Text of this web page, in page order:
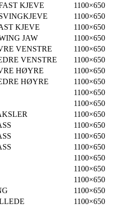
KJEVE
1100×650
1100×650
KJEVE
1100×650
JAW
1100×650
VENSTRE
1100×650
VENSTRE
1100×650
HØYRE
1100×650
HØYRE
1100×650
1100×650
1100×650
1100×650
1100×650
1100×650
1100×650
1100×650
1100×650
1100×650
1100×650
1100×650